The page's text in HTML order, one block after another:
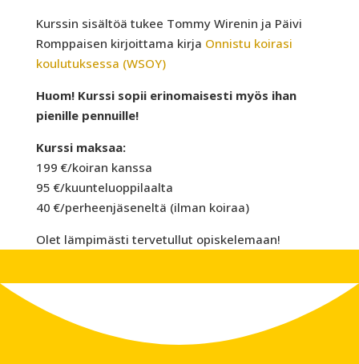
Kurssin sisältöä tukee Tommy Wirenin ja Päivi
Romppaisen kirjoittama kirja Onnistu koirasi
koulutuksessa (WSOY)
Huom! Kurssi sopii erinomaisesti myös ihan
pienille pennuille!
Kurssi maksaa:
199 €/koiran kanssa
95 €/kuunteluoppilaalta
40 €/perheenjäseneltä (ilman koiraa)
Olet lämpimästi tervetullut opiskelemaan!